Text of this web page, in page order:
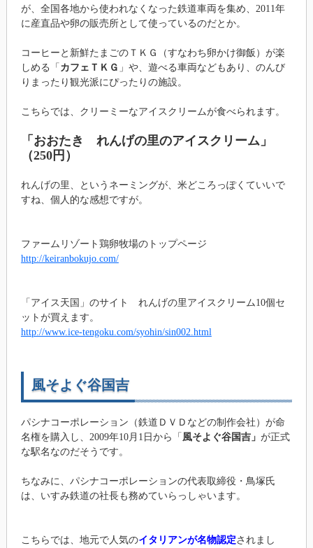
が、全国各地から使われなくなった鉄道車両を集め、2011年
に産直品や卵の販売所として使っているのだとか。
コーヒーと新鮮たまごのＴＫＧ（すなわち卵かけ御飯）が楽
しめる「 カフェＴＫＧ 」や、遊べる車両などもあり、のんび
りまったり観光派にぴったりの施設。
こちらでは、クリーミーなアイスクリームが食べられます。
「おおたき れんげの里のアイスクリーム」
（250円）
れんげの里、というネーミングが、米どころっぽくていいで
すね、個人的な感想ですが。
ファームリゾート鶏卵牧場のトップページ
http://keiranbokujo.com/
「アイス天国」のサイト れんげの里アイスクリーム10個セ
ットが買えます。
http://www.ice-tengoku.com/syohin/sin002.html
風そよぐ谷国吉
パシナコーポレーション（鉄道ＤＶＤなどの制作会社）が命
名権を購入し、2009年10月1日から「 風そよぐ谷国吉」 が正式
な駅名なのだそうです。
ちなみに、パシナコーポレーションの代表取締役・鳥塚氏
は、いすみ鉄道の社長も務めていらっしゃいます。
こちらでは、地元で人気のイタリアンが名物認定されまし